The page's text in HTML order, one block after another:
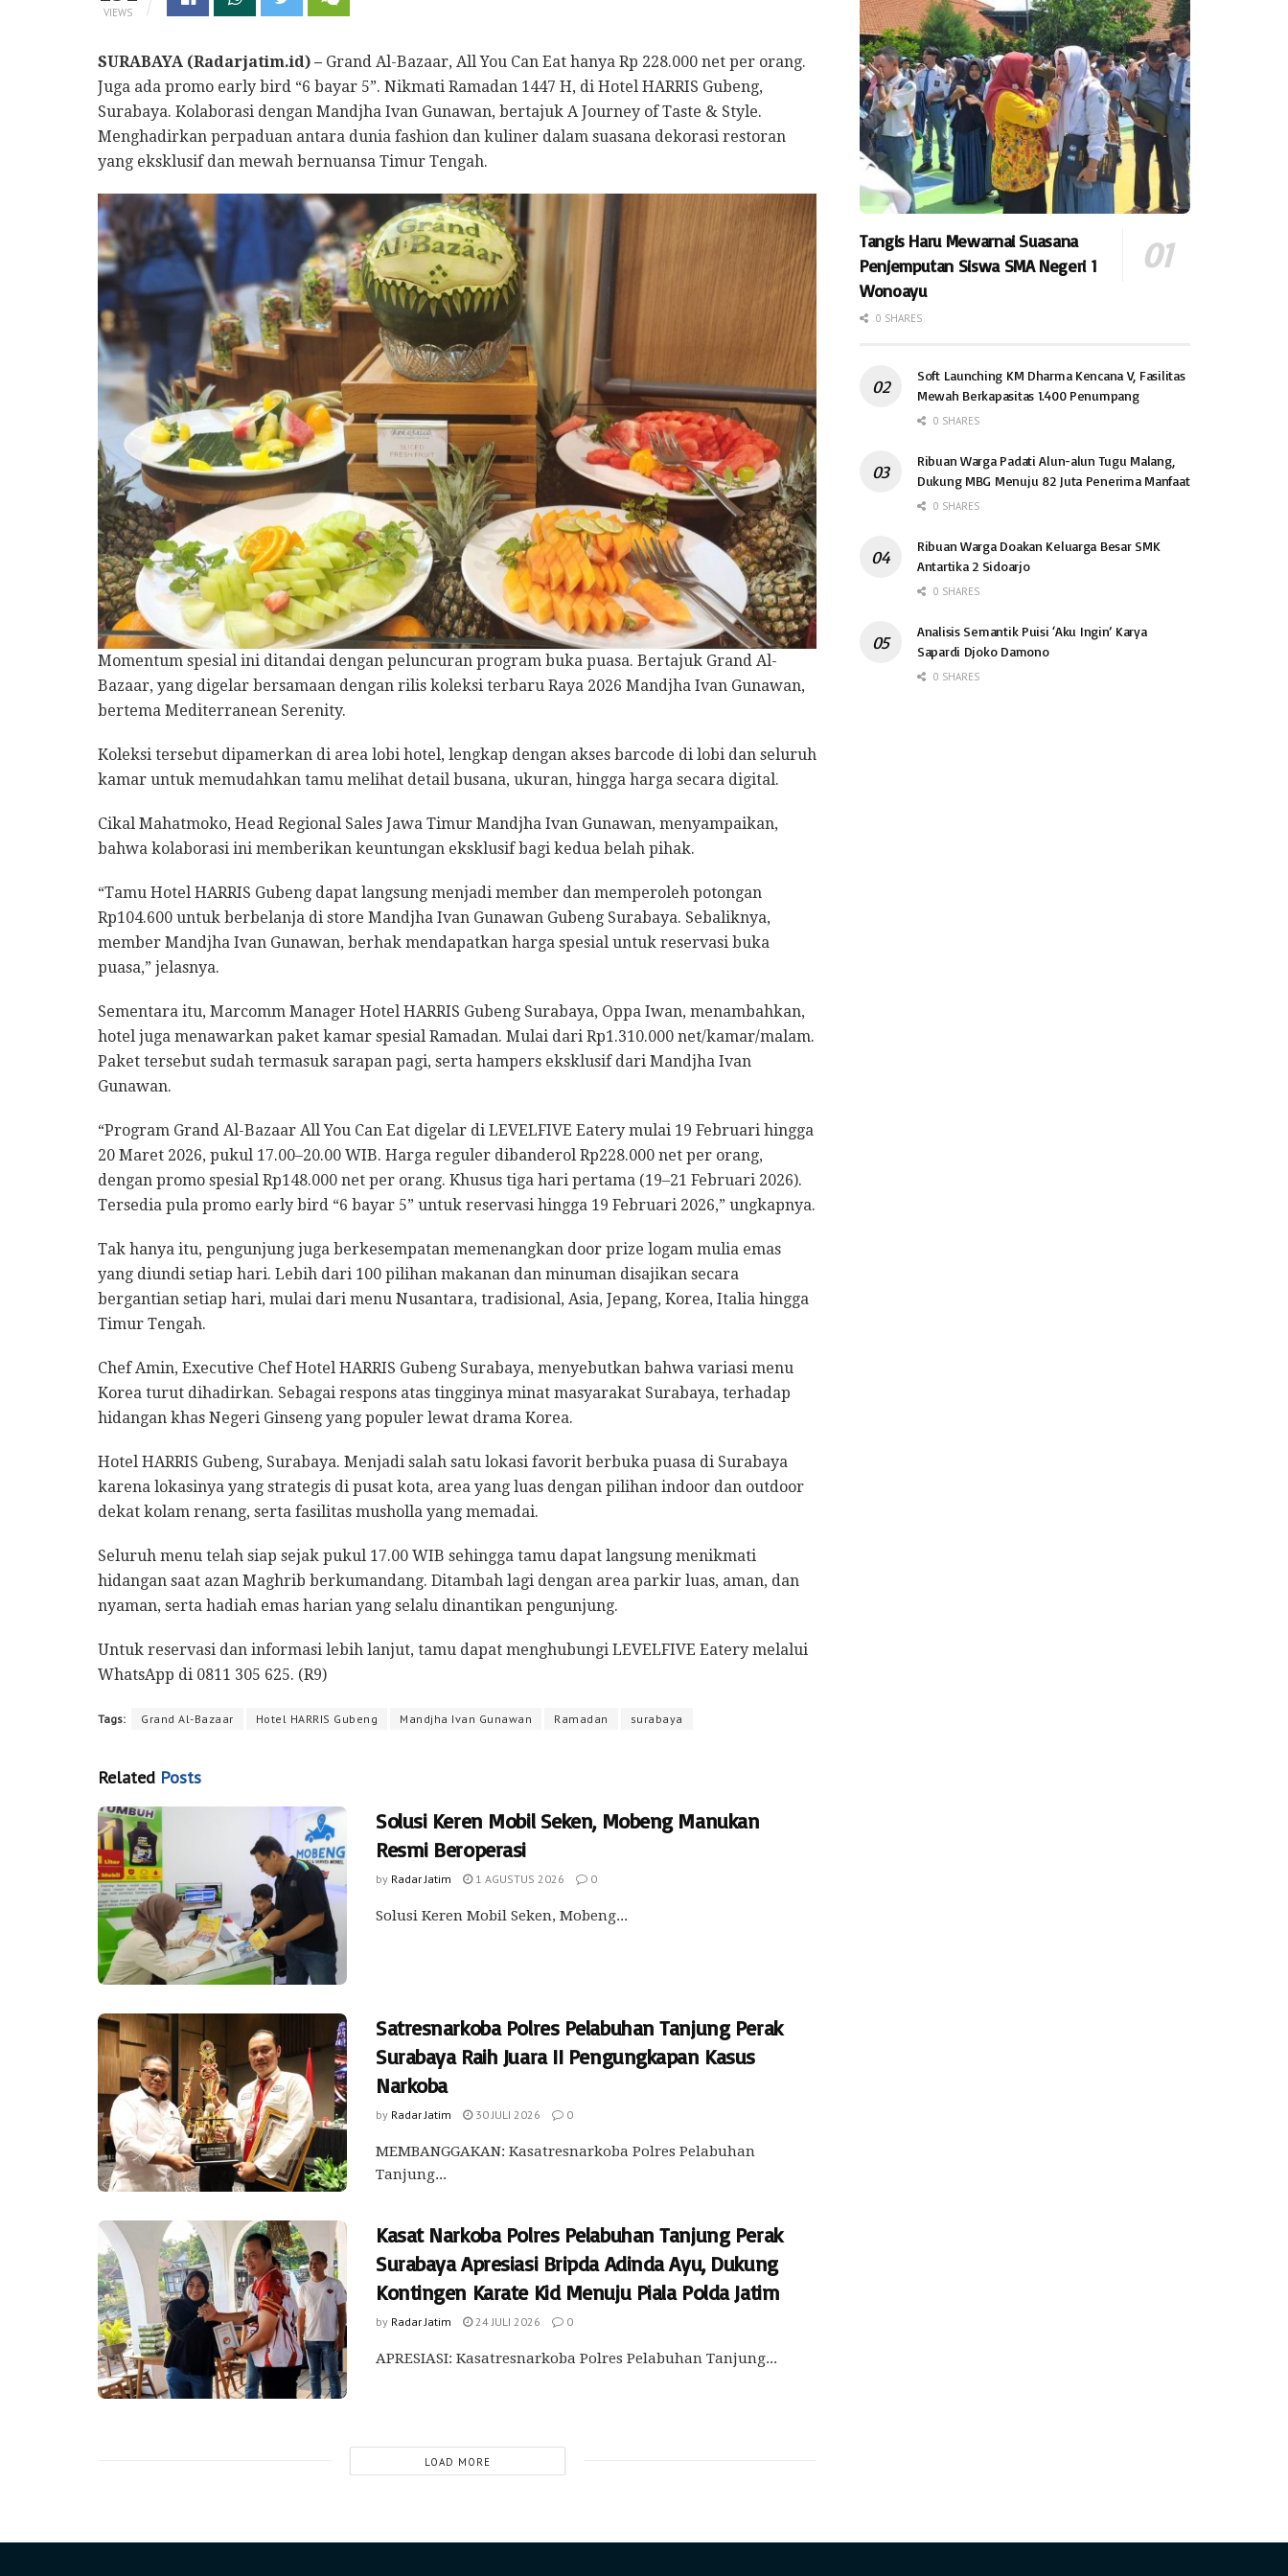
VIEWS
SURABAYA (Radarjatim.id) – Grand Al-Bazaar, All You Can Eat hanya Rp 228.000 net per orang.
Juga ada promo early bird “6 bayar 5”. Nikmati Ramadan 1447 H, di Hotel HARRIS Gubeng,
Surabaya. Kolaborasi dengan Mandjha Ivan Gunawan, bertajuk A Journey of Taste & Style.
Menghadirkan perpaduan antara dunia fashion dan kuliner dalam suasana dekorasi restoran
yang eksklusif dan mewah bernuansa Timur Tengah.
Momentum spesial ini ditandai dengan peluncuran program buka puasa. Bertajuk Grand Al-
Bazaar, yang digelar bersamaan dengan rilis koleksi terbaru Raya 2026 Mandjha Ivan Gunawan,
bertema Mediterranean Serenity.
Koleksi tersebut dipamerkan di area lobi hotel, lengkap dengan akses barcode di lobi dan seluruh
kamar untuk memudahkan tamu melihat detail busana, ukuran, hingga harga secara digital.
Cikal Mahatmoko, Head Regional Sales Jawa Timur Mandjha Ivan Gunawan, menyampaikan,
bahwa kolaborasi ini memberikan keuntungan eksklusif bagi kedua belah pihak.
“Tamu Hotel HARRIS Gubeng dapat langsung menjadi member dan memperoleh potongan
Rp104.600 untuk berbelanja di store Mandjha Ivan Gunawan Gubeng Surabaya. Sebaliknya,
member Mandjha Ivan Gunawan, berhak mendapatkan harga spesial untuk reservasi buka
puasa,” jelasnya.
Sementara itu, Marcomm Manager Hotel HARRIS Gubeng Surabaya, Oppa Iwan, menambahkan,
hotel juga menawarkan paket kamar spesial Ramadan. Mulai dari Rp1.310.000 net/kamar/malam.
Paket tersebut sudah termasuk sarapan pagi, serta hampers eksklusif dari Mandjha Ivan
Gunawan.
“Program Grand Al-Bazaar All You Can Eat digelar di LEVELFIVE Eatery mulai 19 Februari hingga
20 Maret 2026, pukul 17.00–20.00 WIB. Harga reguler dibanderol Rp228.000 net per orang,
dengan promo spesial Rp148.000 net per orang. Khusus tiga hari pertama (19–21 Februari 2026).
Tersedia pula promo early bird “6 bayar 5” untuk reservasi hingga 19 Februari 2026,” ungkapnya.
Tak hanya itu, pengunjung juga berkesempatan memenangkan door prize logam mulia emas
yang diundi setiap hari. Lebih dari 100 pilihan makanan dan minuman disajikan secara
bergantian setiap hari, mulai dari menu Nusantara, tradisional, Asia, Jepang, Korea, Italia hingga
Timur Tengah.
Chef Amin, Executive Chef Hotel HARRIS Gubeng Surabaya, menyebutkan bahwa variasi menu
Korea turut dihadirkan. Sebagai respons atas tingginya minat masyarakat Surabaya, terhadap
hidangan khas Negeri Ginseng yang populer lewat drama Korea.
Hotel HARRIS Gubeng, Surabaya. Menjadi salah satu lokasi favorit berbuka puasa di Surabaya
karena lokasinya yang strategis di pusat kota, area yang luas dengan pilihan indoor dan outdoor
dekat kolam renang, serta fasilitas musholla yang memadai.
Seluruh menu telah siap sejak pukul 17.00 WIB sehingga tamu dapat langsung menikmati
hidangan saat azan Maghrib berkumandang. Ditambah lagi dengan area parkir luas, aman, dan
nyaman, serta hadiah emas harian yang selalu dinantikan pengunjung.
Untuk reservasi dan informasi lebih lanjut, tamu dapat menghubungi LEVELFIVE Eatery melalui
WhatsApp di 0811 305 625. (R9)
Tags: Grand Al-Bazaar Hotel HARRIS Gubeng Mandjha Ivan Gunawan Ramadan surabaya
Related Posts
Solusi Keren Mobil Seken, Mobeng Manukan
Resmi Beroperasi
by Radar Jatim 1 AGUSTUS 2026 0
Solusi Keren Mobil Seken, Mobeng...
Satresnarkoba Polres Pelabuhan Tanjung Perak
Surabaya Raih Juara II Pengungkapan Kasus
Narkoba
by Radar Jatim 30 JULI 2026 0
MEMBANGGAKAN: Kasatresnarkoba Polres Pelabuhan
Tanjung...
Kasat Narkoba Polres Pelabuhan Tanjung Perak
Surabaya Apresiasi Bripda Adinda Ayu, Dukung
Kontingen Karate Kid Menuju Piala Polda Jatim
by Radar Jatim 24 JULI 2026 0
APRESIASI: Kasatresnarkoba Polres Pelabuhan Tanjung...
LOAD MORE
Tangis Haru Mewarnai Suasana
Penjemputan Siswa SMA Negeri 1
Wonoayu
0 SHARES
Soft Launching KM Dharma Kencana V, Fasilitas
Mewah Berkapasitas 1.400 Penumpang
0 SHARES
Ribuan Warga Padati Alun-alun Tugu Malang,
Dukung MBG Menuju 82 Juta Penerima Manfaat
0 SHARES
Ribuan Warga Doakan Keluarga Besar SMK
Antartika 2 Sidoarjo
0 SHARES
Analisis Semantik Puisi ‘Aku Ingin’ Karya
Sapardi Djoko Damono
0 SHARES